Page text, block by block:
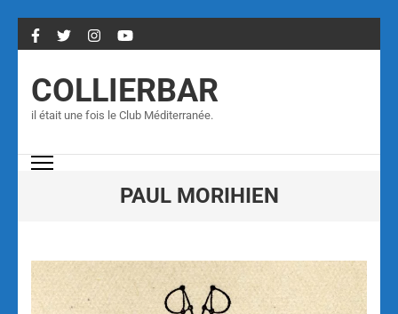
COLLIERBAR
il était une fois le Club Méditerranée.
PAUL MORIHIEN